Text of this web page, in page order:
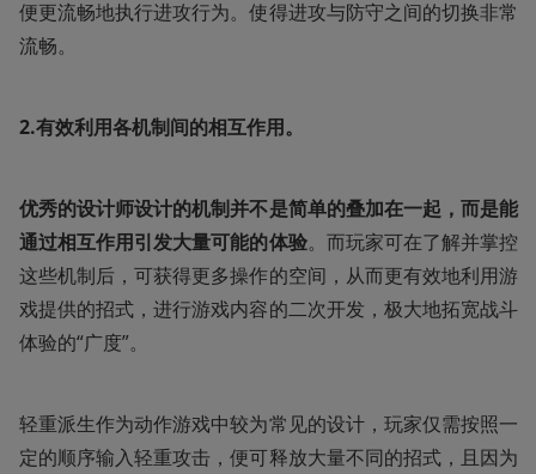
便更流畅地执行进攻行为。使得进攻与防守之间的切换非常
流畅。
2.有效利用各机制间的相互作用。
优秀的设计师设计的机制并不是简单的叠加在一起，而是能
通过相互作用引发大量可能的体验。而玩家可在了解并掌控
这些机制后，可获得更多操作的空间，从而更有效地利用游
戏提供的招式，进行游戏内容的二次开发，极大地拓宽战斗
体验的“广度”。
轻重派生作为动作游戏中较为常见的设计，玩家仅需按照一
定的顺序输入轻重攻击，便可释放大量不同的招式，且因为